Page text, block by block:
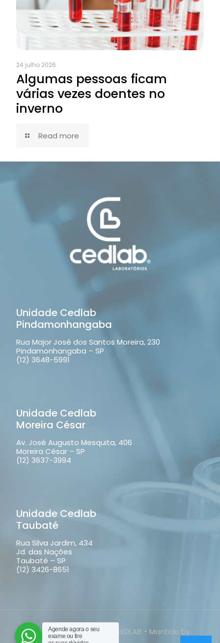
24 julho 2026
Algumas pessoas ficam
várias vezes doentes no
inverno
Read more
Unidade Cedlab
Pindamonhangaba
Rua Major José dos Santos Moreira, 230
Pindamonhangaba – SP
(12) 3648-5991
Unidade Cedlab
Moreira César
Av. José Augusto Mesquita, 406
Moreira César – SP
(12) 3637-3994
Unidade Cedlab
Taubaté
Rua Silva Jardim, 434
Jd. das Nações
Taubaté – SP
(12) 3426-8651
Direitos reservados ao CEDLAB - Mantido by
Agende agora o seu
exame ou tire